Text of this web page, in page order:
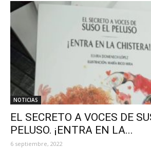
NOTICIAS
EL SECRETO A VOCES DE
PELUSO. ¡ENTRA EN LA...
6 septiembre, 2022